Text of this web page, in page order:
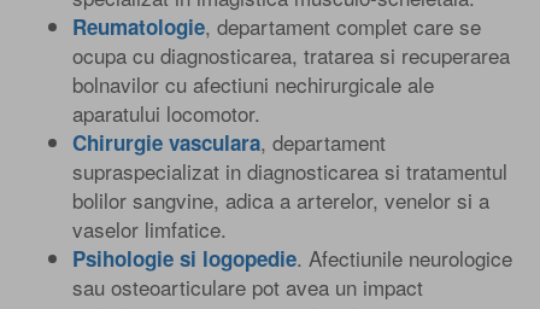
Reumatologie, departament complet care se
ocupa cu diagnosticarea, tratarea si recuperarea
bolnavilor cu afectiuni nechirurgicale ale
aparatului locomotor.
Chirurgie vasculara, departament
supraspecializat in diagnosticarea si tratamentul
bolilor sangvine, adica a arterelor, venelor si a
vaselor limfatice.
Psihologie si logopedie. Afectiunile neurologice
sau osteoarticulare pot avea un impact